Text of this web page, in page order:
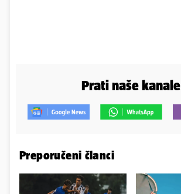
Prati naše kanale
Preporučeni članci